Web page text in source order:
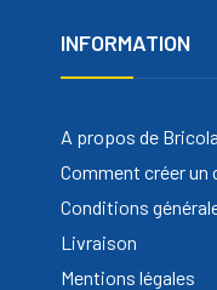
INFORMATION
A propos de Bricola
Comment créer
Conditions
Livraison
Mentions légales